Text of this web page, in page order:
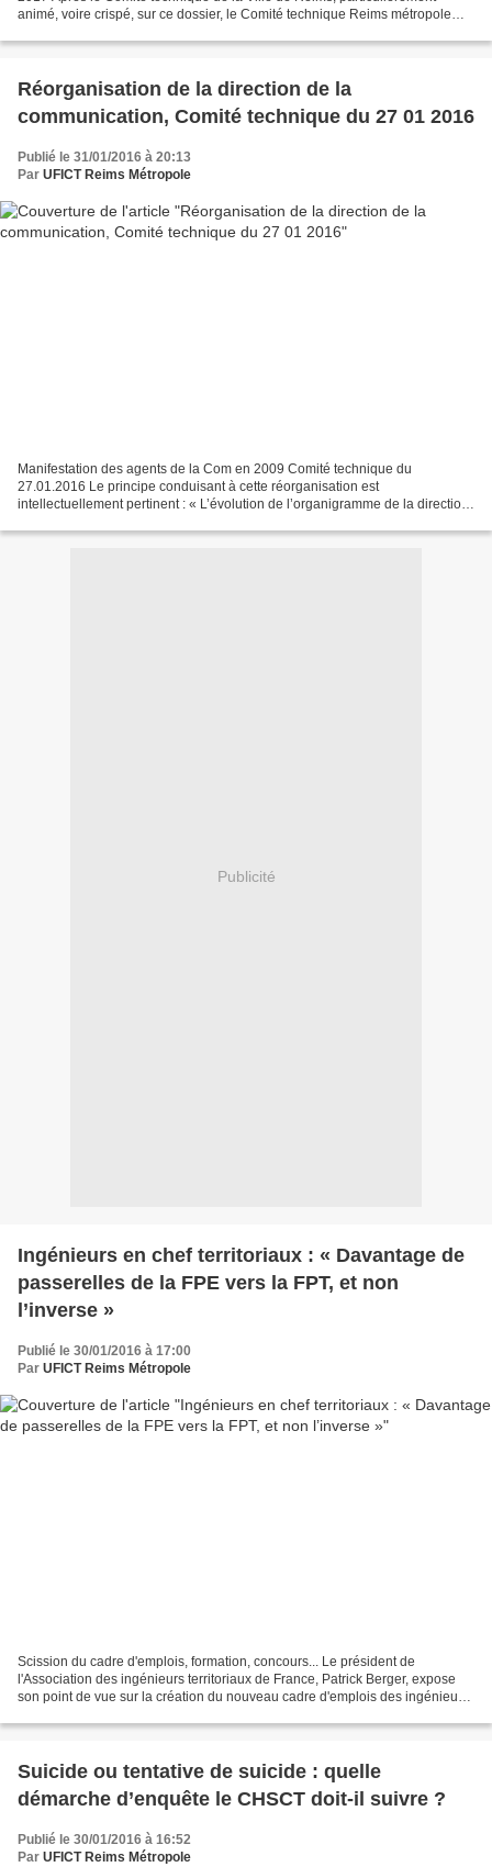
animé, voire crispé, sur ce dossier, le Comité technique Reims métropole
Réorganisation de la direction de la
communication, Comité technique du 27 01 2016
Publié le 31/01/2016 à 20:13
Par UFICT Reims Métropole
Manifestation des agents de la Com en 2009 Comité technique du
27.01.2016 Le principe conduisant à cette réorganisation est
intellectuellement pertinent : « L’évolution de l’organigramme de la direction
Publicité
Ingénieurs en chef territoriaux : « Davantage de
passerelles de la FPE vers la FPT, et non
l’inverse »
Publié le 30/01/2016 à 17:00
Par UFICT Reims Métropole
Scission du cadre d'emplois, formation, concours... Le président de
l'Association des ingénieurs territoriaux de France, Patrick Berger, expose
son point de vue sur la création du nouveau cadre d'emplois des ingénieurs
Suicide ou tentative de suicide : quelle
démarche d’enquête le CHSCT doit-il suivre ?
Publié le 30/01/2016 à 16:52
Par UFICT Reims Métropole